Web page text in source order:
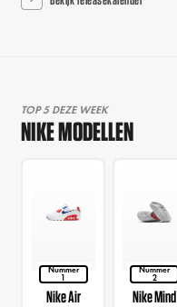
TOP 5 DEZE WEEK
NIKE MODELLEN
Nummer
1
Nike Air
Nummer
2
Nike Mind